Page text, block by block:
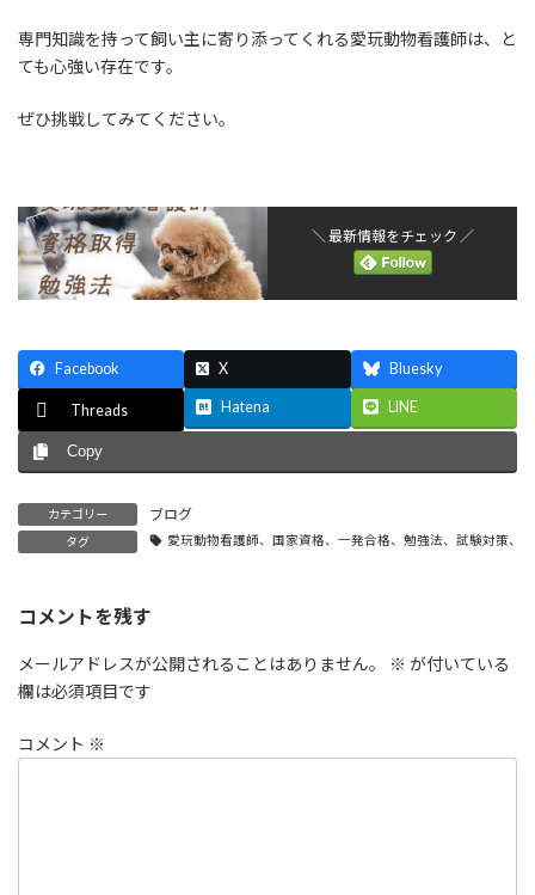
専門知識を持って飼い主に寄り添ってくれる愛玩動物看護師は、と
ても心強い存在です。
ぜひ挑戦してみてください。
＼ 最新情報をチェック ／
Facebook X Bluesky
Threads Hatena LINE
Copy
カテゴリー ブログ
タグ 愛玩動物看護師、国家資格、一発合格、勉強法、試験対策、
コメントを残す
メールアドレスが公開されることはありません。 ※ が付いている
欄は必須項目です
コメント ※